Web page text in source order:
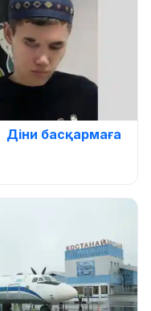
Діни басқармаға